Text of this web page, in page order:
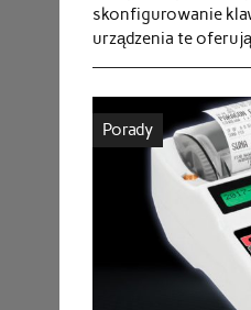
skonfigurowanie
urządzenia te
Porady